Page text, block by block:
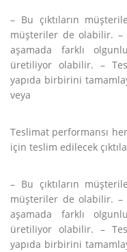
– Bu çıktıların
müşteriler de olabilir. –
aşamada farklı
üretiliyor olabilir. –
yapıda birbirini
veya
Teslimat performansı
için teslim edilecek
– Bu çıktıların
müşteriler de olabilir. –
aşamada farklı
üretiliyor olabilir. –
yapıda birbirini